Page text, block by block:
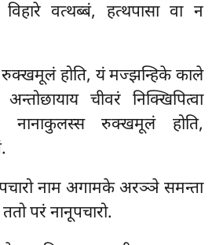
विहारे वत्थब्बं, हत्थपासा वा न
रुक्खमूलं होति, यं मज्झन्हिके काले
चीवरं निक्खिपित्वा
नानाकुलस्स रुक्खमूलं होति,
नाम अगामके अरञ्ञे समन्ता
परं नानूपचारो.